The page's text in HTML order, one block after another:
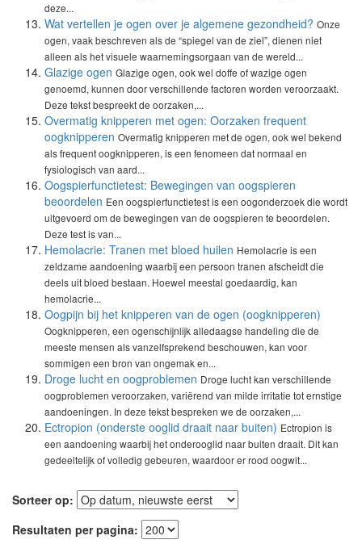
deze...
Wat vertellen je ogen over je algemene gezondheid? Onze
ogen, vaak beschreven als de “spiegel van de ziel”, dienen niet
alleen als het visuele waarnemingsorgaan van de wereld...
Glazige ogen Glazige ogen, ook wel doffe of wazige ogen
genoemd, kunnen door verschillende factoren worden veroorzaakt.
Deze tekst bespreekt de oorzaken,...
Overmatig knipperen met ogen: Oorzaken frequent
oogknipperen Overmatig knipperen met de ogen, ook wel bekend
als frequent oogknipperen, is een fenomeen dat normaal en
fysiologisch van aard...
Oogspierfunctietest: Bewegingen van oogspieren
beoordelen Een oogspierfunctietest is een oogonderzoek die wordt
uitgevoerd om de bewegingen van de oogspieren te beoordelen.
Deze test is van...
Hemolacrie: Tranen met bloed huilen Hemolacrie is een
zeldzame aandoening waarbij een persoon tranen afscheidt die
deels uit bloed bestaan. Hoewel meestal goedaardig, kan
hemolacrie...
Oogpijn bij het knipperen van de ogen (oogknipperen)
Oogknipperen, een ogenschijnlijk alledaagse handeling die de
meeste mensen als vanzelfsprekend beschouwen, kan voor
sommigen een bron van ongemak en...
Droge lucht en oogproblemen Droge lucht kan verschillende
oogproblemen veroorzaken, variërend van milde irritatie tot ernstige
aandoeningen. In deze tekst bespreken we de oorzaken,...
Ectropion (onderste ooglid draait naar buiten) Ectropion is
een aandoening waarbij het onderooglid naar buiten draait. Dit kan
gedeeltelijk of volledig gebeuren, waardoor er rood oogwit...
Sorteer op:
Resultaten per pagina: